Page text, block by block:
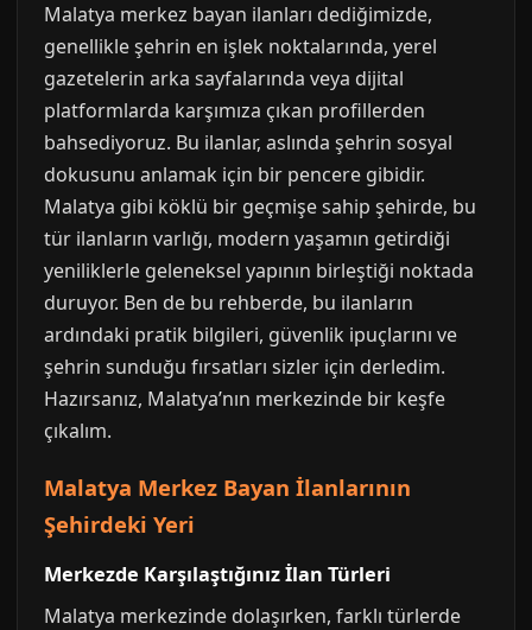
Malatya merkez bayan ilanları dediğimizde,
genellikle şehrin en işlek noktalarında, yerel
gazetelerin arka sayfalarında veya dijital
platformlarda karşımıza çıkan profillerden
bahsediyoruz. Bu ilanlar, aslında şehrin sosyal
dokusunu anlamak için bir pencere gibidir.
Malatya gibi köklü bir geçmişe sahip şehirde, bu
tür ilanların varlığı, modern yaşamın getirdiği
yeniliklerle geleneksel yapının birleştiği noktada
duruyor. Ben de bu rehberde, bu ilanların
ardındaki pratik bilgileri, güvenlik ipuçlarını ve
şehrin sunduğu fırsatları sizler için derledim.
Hazırsanız, Malatya’nın merkezinde bir keşfe
çıkalım.
Malatya Merkez Bayan İlanlarının
Şehirdeki Yeri
Merkezde Karşılaştığınız İlan Türleri
Malatya merkezinde dolaşırken, farklı türlerde